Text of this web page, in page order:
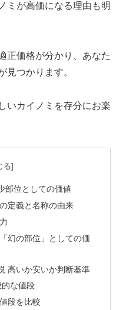
ミが高価になる理由も明
正価格が分かり、あなた
見つかります。
いカイノミを存分にお楽
部位としての価値
定義と名称の由来
幻の部位」としての価
高いか安いか判断基準
な値段
段を比較